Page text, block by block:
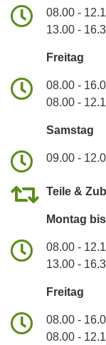
08.00 -
13.00 -
Freitag
08.00 -
08.00 -
Samstag
09.00 -
Teile &
Montag
08.00 -
13.00 -
Freitag
08.00 -
08.00 -